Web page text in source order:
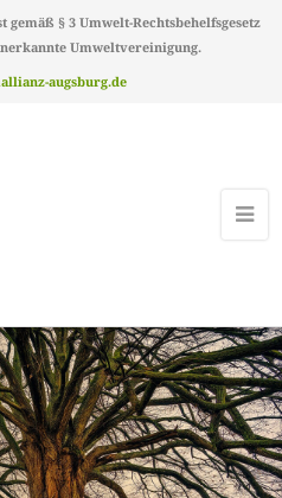
gemäß § 3 Umwelt-Rechtsbehelfsgesetz
Umweltvereinigung.
augsburg.de